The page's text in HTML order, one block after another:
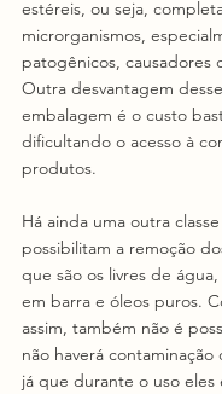
estéreis, ou seja,
microrganismos,
patogênicos, causadores
Outra desvantagem
embalagem é o custo
dificultando o acesso à
produtos.
Há ainda uma outra
possibilitam a remoção
que são os livres de
em barra e óleos puros.
assim, também não é
não haverá
já que durante o uso eles